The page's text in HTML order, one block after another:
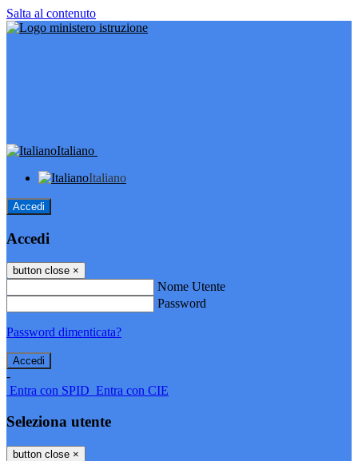
Salta al contenuto
Italiano
Italiano
Accedi
Accedi
button close ×
Nome Utente
Password
Password dimenticata?
-
Entra con SPID Entra con CIE
Seleziona utente
button close ×